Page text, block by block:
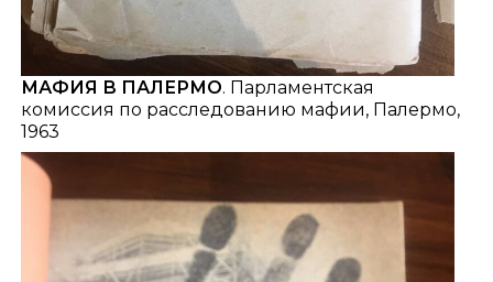
МАФИЯ В ПАЛЕРМО. Парламентская
комиссия по расследованию мафии, Палермо,
1963